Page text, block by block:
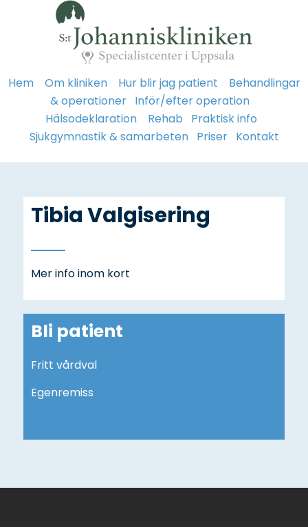
Hem Om kliniken Hur blir jag patient
Behandlingar
& operationer Inför/efter operation
Hälsodeklaration
Rehab
Praktisk info
Sjukgymnastik & samarbeten Priser Kontakt
Tibia Valgisering
Mer info inom kort
Bli patient
Fritt vårdval
Egenremiss